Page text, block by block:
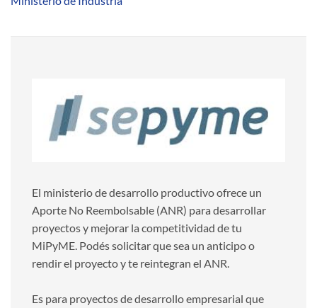
El ministerio de desarrollo productivo ofrece un
Aporte No Reembolsable (ANR) para desarrollar
proyectos y mejorar la competitividad de tu
MiPyME. Podés solicitar que sea un anticipo o
rendir el proyecto y te reintegran el ANR.
Es para proyectos de desarrollo empresarial que